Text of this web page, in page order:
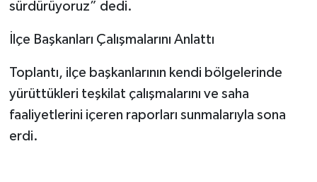
sürdürüyoruz” dedi.
İlçe Başkanları Çalışmalarını Anlattı
Toplantı, ilçe başkanlarının kendi bölgelerinde
yürüttükleri teşkilat çalışmalarını ve saha
faaliyetlerini içeren raporları sunmalarıyla sona
erdi.